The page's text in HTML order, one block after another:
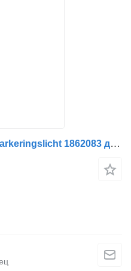
Габаритные огни DAF Zijmarkeringslicht 1862083 для грузовика